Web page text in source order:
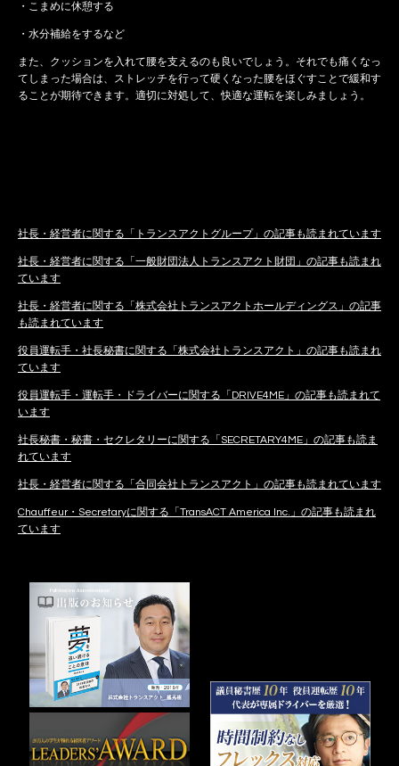
・こまめに休憩する
・水分補給をするなど
また、クッションを入れて腰を支えるのも良いでしょう。それでも痛くなっ
てしまった場合は、ストレッチを行って硬くなった腰をほぐすことで緩和す
ることが期待できます。適切に対処して、快適な運転を楽しみましょう。
社長・経営者に関する「トランスアクトグループ」の記事も読まれています
社長・経営者に関する「一般財団法人トランスアクト財団」の記事も読まれ
ています
社長・経営者に関する「株式会社トランスアクトホールディングス」の記事
も読まれています
役員運転手・社長秘書に関する「株式会社トランスアクト」の記事も読まれ
ています
役員運転手・運転手・ドライバーに関する「DRIVE4ME」の記事も読まれて
います
社長秘書・秘書・セクレタリーに関する「SECRETARY4ME」の記事も読ま
れています
社長・経営者に関する「合同会社トランスアクト」の記事も読まれています
Chauffeur・Secretaryに関する「TransACT America Inc.」の記事も読まれ
ています